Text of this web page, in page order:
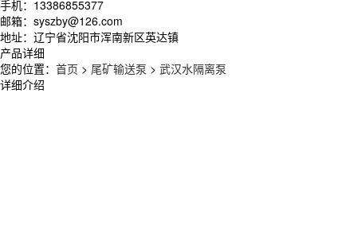
手机：13386855377
邮箱：syszby@126.com
地址：辽宁省沈阳市浑南新区英达镇
产品详细
您的位置： 首页 > 尾矿输送泵 > 武汉水隔离泵
详细介绍